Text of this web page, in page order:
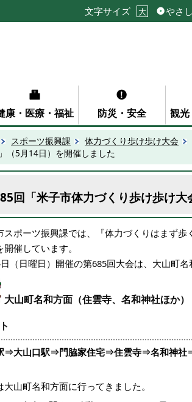
文字サイズ 大 やさ
康・医療・福祉 防災・安全 観
スポーツ振興課 体力づくり歩け歩け大会
（5月14日）を開催しました
回「米子市体力づくり歩け歩け
スポーツ振興課では、『体力づくりはまず
開催しています。
（日曜日）開催の第685回大会は、大山町
大山町名和方面（住雲寺、名和神社ほか）
⇒大山口駅⇒門脇家住宅⇒住雲寺⇒名和神
大山町名和方面に行ってきました。